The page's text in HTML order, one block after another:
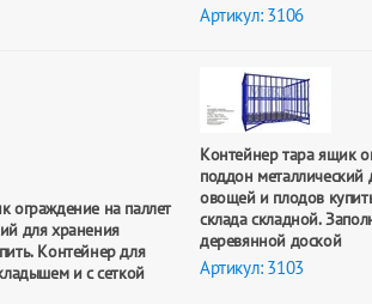
Артикул: 3106
ограждение на паллет
для хранения
Контейнер для
и с сеткой
Контейнер тара ящик
поддон металлический
овощей и плодов
склада складной.
деревянной доской
Артикул: 3103